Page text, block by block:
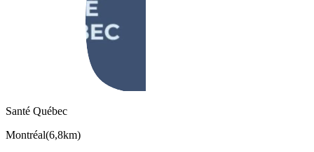
Santé Québec
Montréal(6,8km)